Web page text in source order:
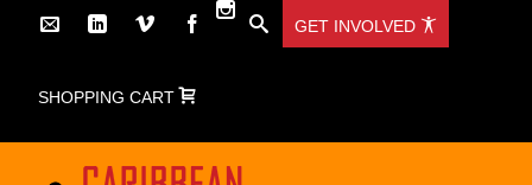
GET INVOLVED
SHOPPING CART